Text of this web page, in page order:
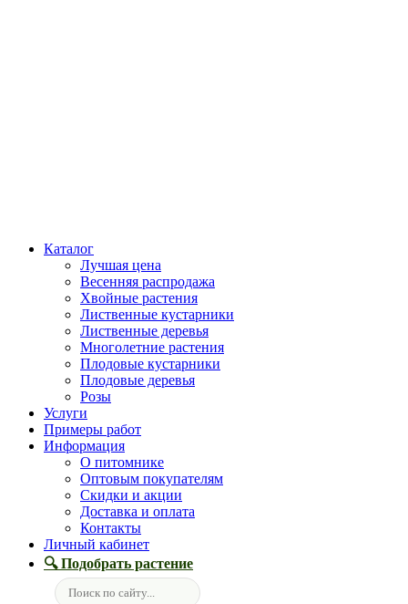
Каталог
Лучшая цена
Весенняя распродажа
Хвойные растения
Лиственные кустарники
Лиственные деревья
Многолетние растения
Плодовые кустарники
Плодовые деревья
Розы
Услуги
Примеры работ
Информация
О питомнике
Оптовым покупателям
Скидки и акции
Доставка и оплата
Контакты
Личный кабинет
🔍 Подобрать растение